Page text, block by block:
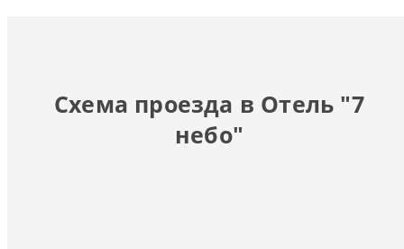
Схема проезда в Отель "7
небо"